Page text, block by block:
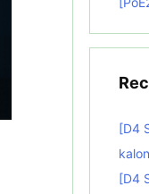
[D4
kalon
[D4